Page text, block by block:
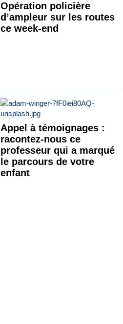
Opération policière
d’ampleur sur les routes
ce week-end
Appel à témoignages :
racontez-nous ce
professeur qui a marqué
le parcours de votre
enfant